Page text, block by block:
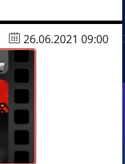
26.06.2021 09:00